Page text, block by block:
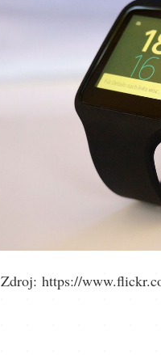
Zdroj: https://